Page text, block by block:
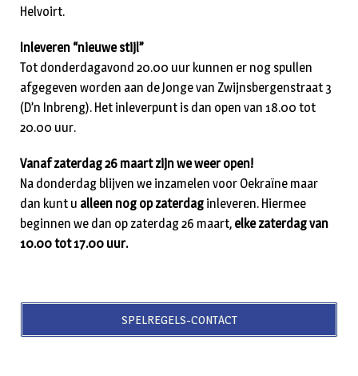
Helvoirt.
Inleveren “nieuwe stijl”
Tot donderdagavond 20.00 uur kunnen er nog spullen
afgegeven worden aan de Jonge van Zwijnsbergenstraat 3
(D’n Inbreng). Het inleverpunt is dan open van 18.00 tot
20.00 uur.
Vanaf zaterdag 26 maart zijn we weer open!
Na donderdag blijven we inzamelen voor Oekraïne maar
dan kunt u alleen nog op zaterdag inleveren. Hiermee
beginnen we dan op zaterdag 26 maart, elke zaterdag van
10.00 tot 17.00 uur.
SPELREGELS-CONTACT